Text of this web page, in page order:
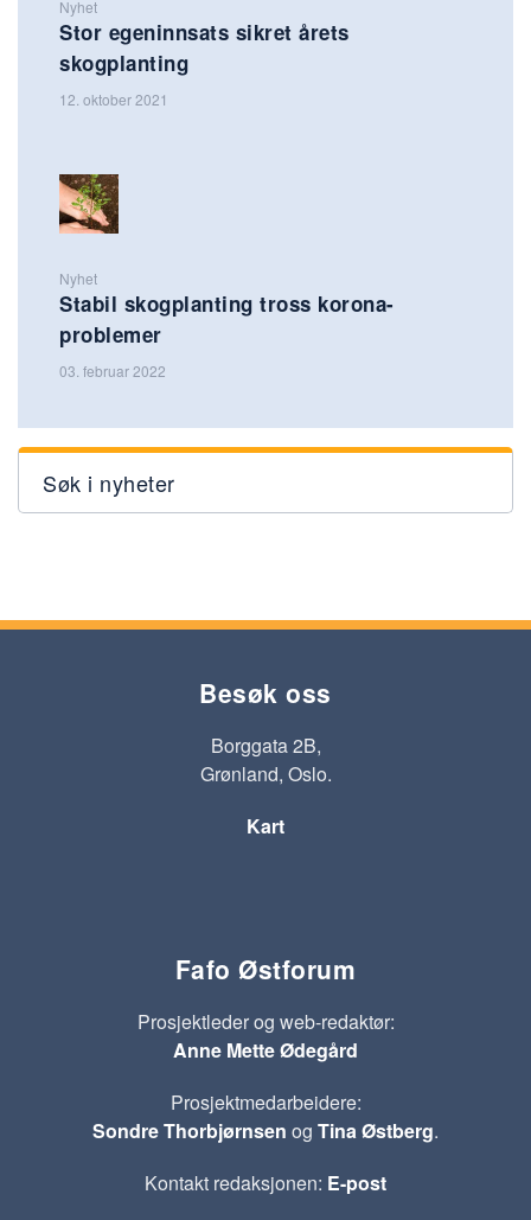
Nyhet
Stor egeninnsats sikret årets
skogplanting
12. oktober 2021
Nyhet
Stabil skogplanting tross korona-
problemer
03. februar 2022
Søk i nyheter
Besøk oss
Borggata 2B,
Grønland, Oslo.
Kart
Fafo Østforum
Prosjektleder og web-redaktør:
Anne Mette Ødegård
Prosjektmedarbeidere:
Sondre Thorbjørnsen og Tina Østberg.
Kontakt redaksjonen: E-post